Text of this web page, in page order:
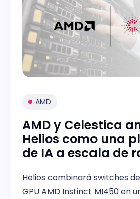
AMD
AMD y Celestica
Helios como una
de IA a escala de
Helios combinará switches
GPU AMD Instinct MI450 en